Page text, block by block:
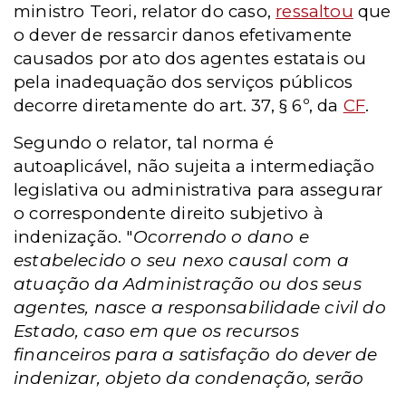
ministro Teori, relator do caso, ressaltou que
o dever de ressarcir danos efetivamente
causados por ato dos agentes estatais ou
pela inadequação dos serviços públicos
decorre diretamente do art. 37, § 6º, da CF.
Segundo o relator, tal norma é
autoaplicável, não sujeita a intermediação
legislativa ou administrativa para assegurar
o correspondente direito subjetivo à
indenização. "Ocorrendo o dano e
estabelecido o seu nexo causal com a
atuação da Administração ou dos seus
agentes, nasce a responsabilidade civil do
Estado, caso em que os recursos
financeiros para a satisfação do dever de
indenizar, objeto da condenação, serão